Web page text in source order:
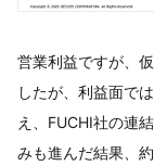
営業利益ですが、
したが、利益面で
え、FUCHI社の連
みも進んだ結果、